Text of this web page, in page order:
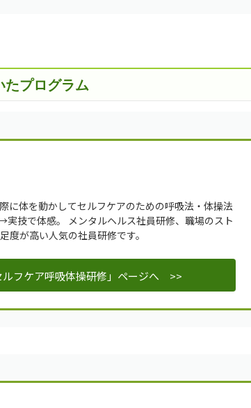
たプログラム
に体を動かしてセルフケアのための呼吸法・体操法
実技で体感。
メンタルヘルス社員研修、職場のスト
度が高い人気の社員研修です。
ルフケア呼吸体操研修」ページへ >>